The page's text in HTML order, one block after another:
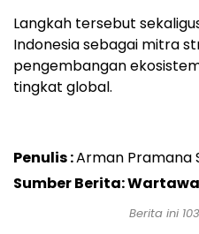
Langkah tersebut
Indonesia sebagai mitra
pengembangan
tingkat global.
Penulis :Arman Pramana
Sumber Berita:
Berita ini 103